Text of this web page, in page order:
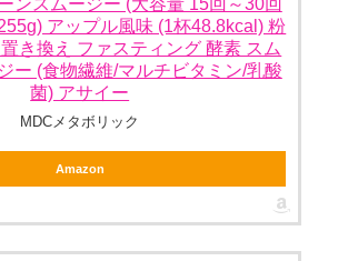
ンスムージー (大容量 15回～30回
アップル風味 (1杯48.8kcal) 粉
き換え ファスティング 酵素 スム
ー (食物繊維/マルチビタミン/乳酸
菌) アサイー
MDCメタボリック
Amazon